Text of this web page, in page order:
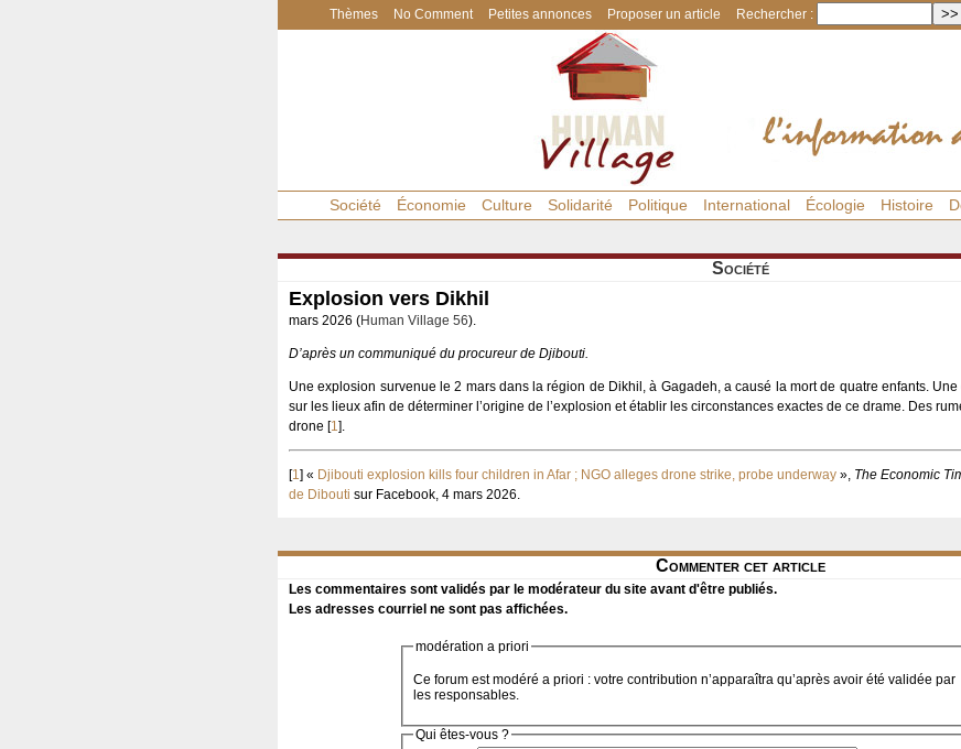
Thèmes No Comment Petites annonces Proposer un article Rechercher :
Société Économie Culture Solidarité Politique International Écologie Histoire
Société
Explosion vers Dikhil
mars 2026 (Human Village 56).
D’après un communiqué du procureur de Djibouti.
Une explosion survenue le 2 mars dans la région de Dikhil, à Gagadeh, a causé la mort de quatre enfants.
sur les lieux afin de déterminer l’origine de l’explosion et établir les circonstances exactes de ce drame. Des
drone [1].
[1] « Djibouti explosion kills four children in Afar ; NGO alleges drone strike, probe underway », The Economic
de Dibouti sur Facebook, 4 mars 2026.
Commenter cet article
Les commentaires sont validés par le modérateur du site avant d'être publiés.
Les adresses courriel ne sont pas affichées.
modération a priori
Ce forum est modéré a priori : votre contribution n’apparaîtra qu’après avoir été validée par
les responsables.
Qui êtes-vous ?